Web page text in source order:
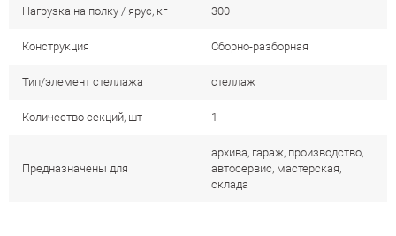
Нагрузка на полку / ярус, кг 300
Конструкция Сборно-разборная
Тип/элемент стеллажа стеллаж
Количество секций, шт 1
Предназначены для
архива, гараж, производство,
автосервис, мастерская,
склада